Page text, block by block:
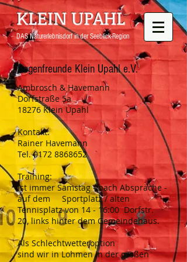
KLEIN UPAHL
DAS Naturerlebnisdorf in der Seeblick-Region
Bogenfreunde Klein Upahl e.V.
Ambrosch & Havemann
Dorfstraße 5a
18276 Klein Upahl
Kontakt:
Rainer Havemann
Tel.0172 8868652
Training:
ist immer Samstag - nach Absprache -
auf dem Sportplatz / alten
Tennisplatz von 14 - 16:00 Dorfstr.
20, links hinter dem Gemeindehaus.
Als Schlechtwetteroption
sind wir in Lohmen in der großen